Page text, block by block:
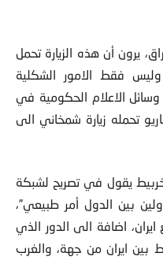
يرون أن هذه الزيارة تحمل
فقط الامور الشكلية
الاعلام الحكومية في
تحمله زيارة شمخاني الى
يقول في تصريح لشبكة
بين الدول أمر طبيعي”،
ايران، اضافة الى الدور الذي
بين ايران من جهة، والغرب